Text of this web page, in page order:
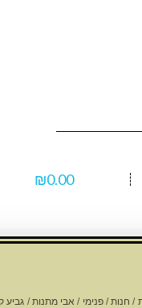
₪0.00
/ חנות/פנימי / אבי מתנות/ גביע